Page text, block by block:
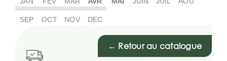
SEP OCT NOV DEC
← Retour au catalogue